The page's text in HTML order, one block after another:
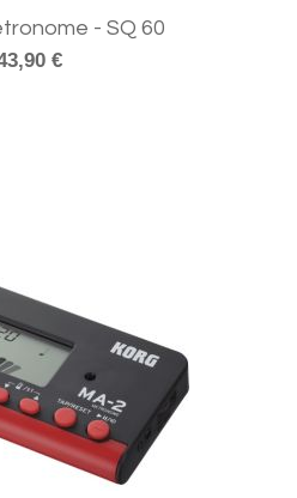
- SQ 60
€